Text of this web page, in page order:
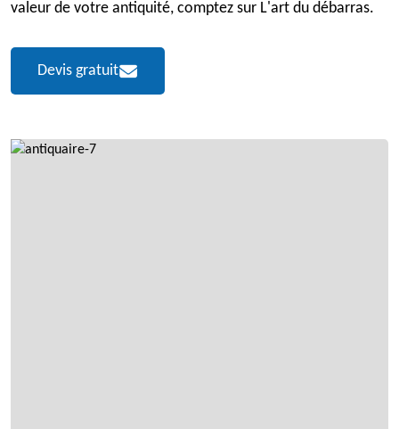
valeur de votre antiquité, comptez sur L'art du débarras.
Devis gratuit